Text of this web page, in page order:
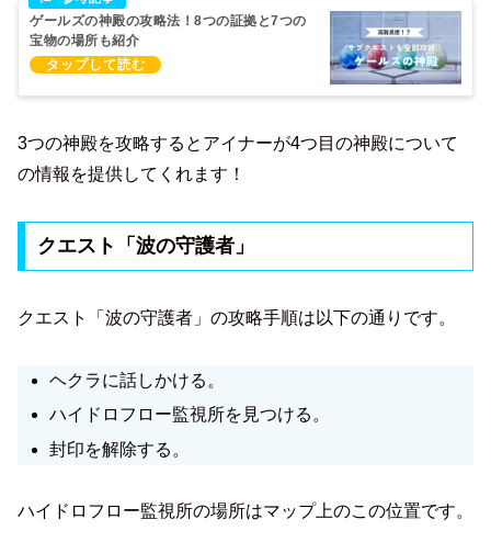
ゲールズの神殿の攻略法！8つの証拠と7つの
宝物の場所も紹介
3つの神殿を攻略するとアイナーが4つ目の神殿について
の情報を提供してくれます！
クエスト「波の守護者」
クエスト「波の守護者」の攻略手順は以下の通りです。
ヘクラに話しかける。
ハイドロフロー監視所を見つける。
封印を解除する。
ハイドロフロー監視所の場所はマップ上のこの位置です。